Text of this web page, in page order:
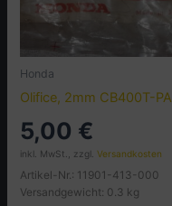
Honda
Olifice, 2mm CB400T-PA
5,00 €
inkl. MwSt., zzgl.Versandkosten
Artikel-Nr.: 11901-413-000
Versandgewicht: 0.3 kg